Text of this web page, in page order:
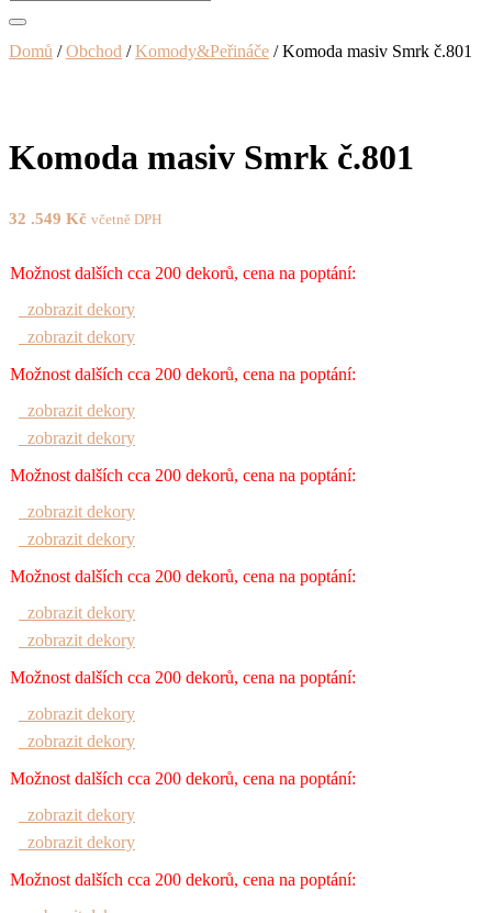
Domů /Obchod /Komody&Peřináče / Komoda masiv Smrk č.801
Komoda masiv Smrk č.801
32 .549 Kč včetně DPH
Možnost dalších cca 200 dekorů, cena na poptání:
zobrazit dekory
zobrazit dekory
Možnost dalších cca 200 dekorů, cena na poptání:
zobrazit dekory
zobrazit dekory
Možnost dalších cca 200 dekorů, cena na poptání:
zobrazit dekory
zobrazit dekory
Možnost dalších cca 200 dekorů, cena na poptání:
zobrazit dekory
zobrazit dekory
Možnost dalších cca 200 dekorů, cena na poptání:
zobrazit dekory
zobrazit dekory
Možnost dalších cca 200 dekorů, cena na poptání:
zobrazit dekory
zobrazit dekory
Možnost dalších cca 200 dekorů, cena na poptání: